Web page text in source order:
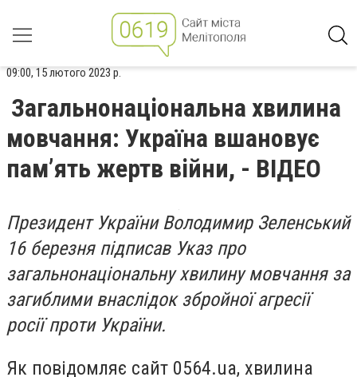
09:00, 15 лютого 2023 р.
Загальнонаціональна хвилина
мовчання: Україна вшановує
пам’ять жертв війни, - ВІДЕО
Президент України Володимир Зеленський
16 березня підписав Указ про
загальнонаціональну хвилину мовчання за
загиблими внаслідок збройної агресії
росії проти України.
Як повідомляє сайт 0564.ua, хвилина